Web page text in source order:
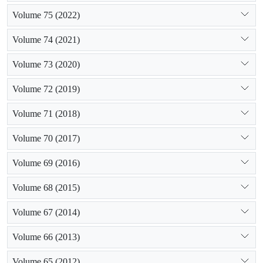
Volume 75 (2022)
Volume 74 (2021)
Volume 73 (2020)
Volume 72 (2019)
Volume 71 (2018)
Volume 70 (2017)
Volume 69 (2016)
Volume 68 (2015)
Volume 67 (2014)
Volume 66 (2013)